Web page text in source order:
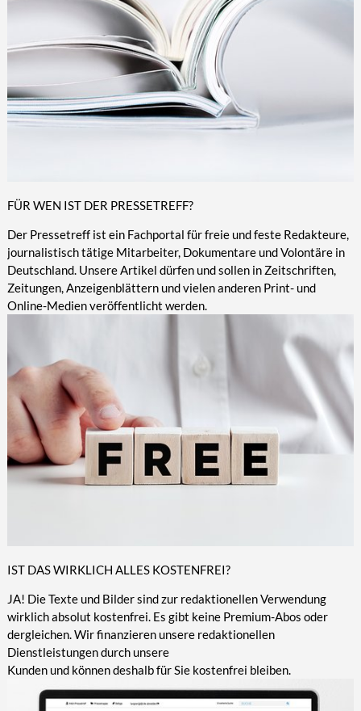
FÜR WEN IST DER PRESSETREFF?
Der Pressetreff ist ein Fachportal für freie und feste Redakteure,
journalistisch tätige Mitarbeiter, Dokumentare und Volontäre in
Deutschland. Unsere Artikel dürfen und sollen in Zeitschriften,
Zeitungen, Anzeigenblättern und vielen anderen Print- und
Online-Medien veröffentlicht werden.
IST DAS WIRKLICH ALLES KOSTENFREI?
JA! Die Texte und Bilder sind zur redaktionellen Verwendung
wirklich absolut kostenfrei. Es gibt keine Premium-Abos oder
dergleichen. Wir finanzieren unsere redaktionellen
Dienstleistungen durch unsere
Kunden und können deshalb für Sie kostenfrei bleiben.